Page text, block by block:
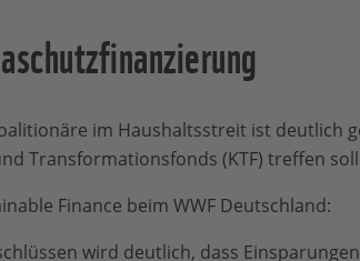
im Haushaltsstreit ist deutlich
Transformationsfonds (KTF) treffen
Finance beim WWF Deutschland:
wird deutlich, dass